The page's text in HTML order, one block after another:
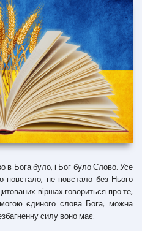
Бога було, і Бог було Слово. Усе
повстало, не повстало без Нього
віршах говориться про те,
єдиного слова Бога, можна
силу воно має.